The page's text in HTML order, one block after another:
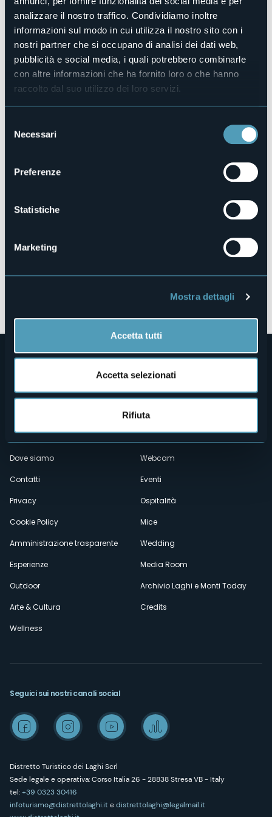
analizzare il nostro traffico. Condividiamo inoltre
informazioni sul modo in cui utilizza il nostro sito con i
nostri partner che si occupano di analisi dei dati web,
pubblicità e social media, i quali potrebbero combinarle
con altre informazioni che ha fornito loro o che hanno
raccolto dal suo utilizzo dei loro servizi.
delNecessari
Preferenze
Statistiche
Marketing
Mostra dettagli
Accetta tutti
Accetta selezionati
Rifiuta
Luogo dell'evento
Piazza Vittorio Emanuele III
Telefono
+39 0323 71212 (IAT)
E-mail
info@turismocannobio.it
https://www.turismocannobio.it/
28822 - Cannobio (VB)
Menù
secondario
Chi siamo
Dove siamo
Contatti
Privacy
Cookie Policy
Amministrazione trasparente
Esperienze
Outdoor
Arte & Cultura
Wellness
Enogastronomia
Webcam
Eventi
Ospitalità
Mice
Wedding
Media Room
Archivio Laghi e Monti Today
Credits
Distretto Turistico dei Laghi Scrl
Sede legale e operativa: Corso Italia 26 - 28838 Stresa VB - Italy
tel:+39 0323 30416
infoturismo@distrettolaghi.itedistrettolaghi@legalmail.it
Seguici sui nostri canali social